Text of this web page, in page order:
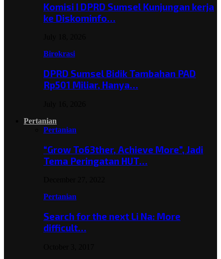
Komisi I DPRD Sumsel Kunjungan kerja
ke Diskominfo…
Birokrasi
DPRD Sumsel Bidik Tambahan PAD
Rp501 Miliar, Hanya…
Pertanian
Pertanian
“Grow To63ther, Achieve More”, Jadi
Tema Peringatan HUT…
Pertanian
Search for the next Li Na: More
difficult…